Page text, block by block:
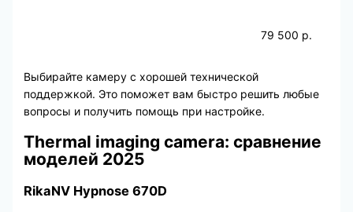
79 500 р.
Выбирайте камеру с хорошей технической
поддержкой. Это поможет вам быстро решить любые
вопросы и получить помощь при настройке.
Thermal imaging camera: сравнение
моделей 2025
RikaNV Hypnose 670D